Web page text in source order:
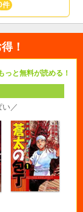
件
！
っと無料が読める！
／